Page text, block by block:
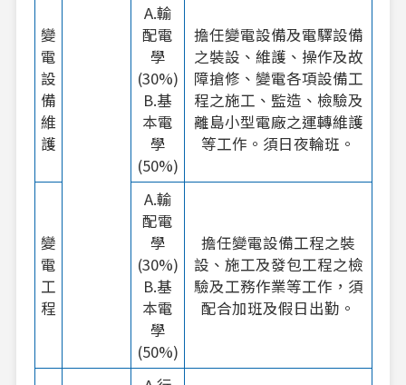
變
電
設
備
維
護
A.輸
配電
學
(30%)
B.基
本電
學
(50%)
擔任變電設備及電驛設備
之裝設、維護、操作及故
障搶修、變電各項設備工
程之施工、監造、檢驗及
離島小型電廠之運轉維護
等工作。須日夜輪班。
變
電
工
程
A.輸
配電
學
(30%)
B.基
本電
學
(50%)
擔任變電設備工程之裝
設、施工及發包工程之檢
驗及工務作業等工作，須
配合加班及假日出勤。